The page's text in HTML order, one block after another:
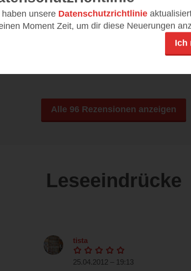
Buch garantiert ein! Hunter und
Garcia jagen einen Serienmörder....
Alle 96 Rezensionen anzeigen
Leseeindrücke
tista
25.04.2012 – 19:13
haben unsere Datenschutzrichtlinie
Moment Zeit, um dir diese Neuerungen
Ich